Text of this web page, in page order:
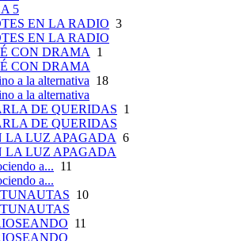
5
EN LA RADIO 3
EN LA RADIO
CON DRAMA 1
CON DRAMA
a la alternativa 18
a la alternativa
DE QUERIDAS 1
DE QUERIDAS
LA LUZ APAGADA 6
LA LUZ APAGADA
a... 11
a...
10
11